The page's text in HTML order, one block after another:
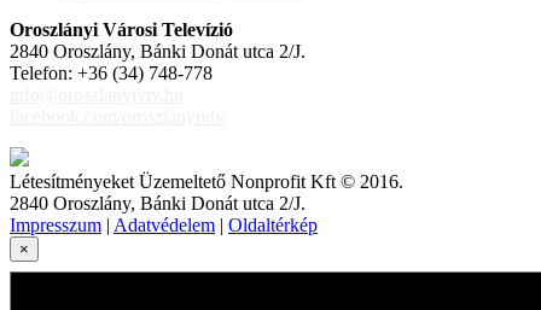
Oroszlányi Városi Televízió
2840 Oroszlány, Bánki Donát utca 2/J.
Telefon: +36 (34) 748-778
Létesítményeket Üzemeltető Nonprofit Kft © 2016.
2840 Oroszlány, Bánki Donát utca 2/J.
Impresszum | Adatvédelem | Oldaltérkép
×